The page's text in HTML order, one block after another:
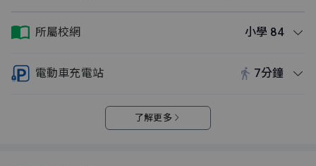
所屬校網 小學 84
電動車充電站 7分鐘
了解更多